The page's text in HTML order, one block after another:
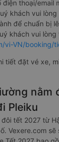
điện thoại/email
khách vui
để chuẩn bị
khách vui lòng
vi-VN/booking/
tiết đặt vé xe,
nằm
Pleiku
tết 2027 từ
Vexere.com sẽ